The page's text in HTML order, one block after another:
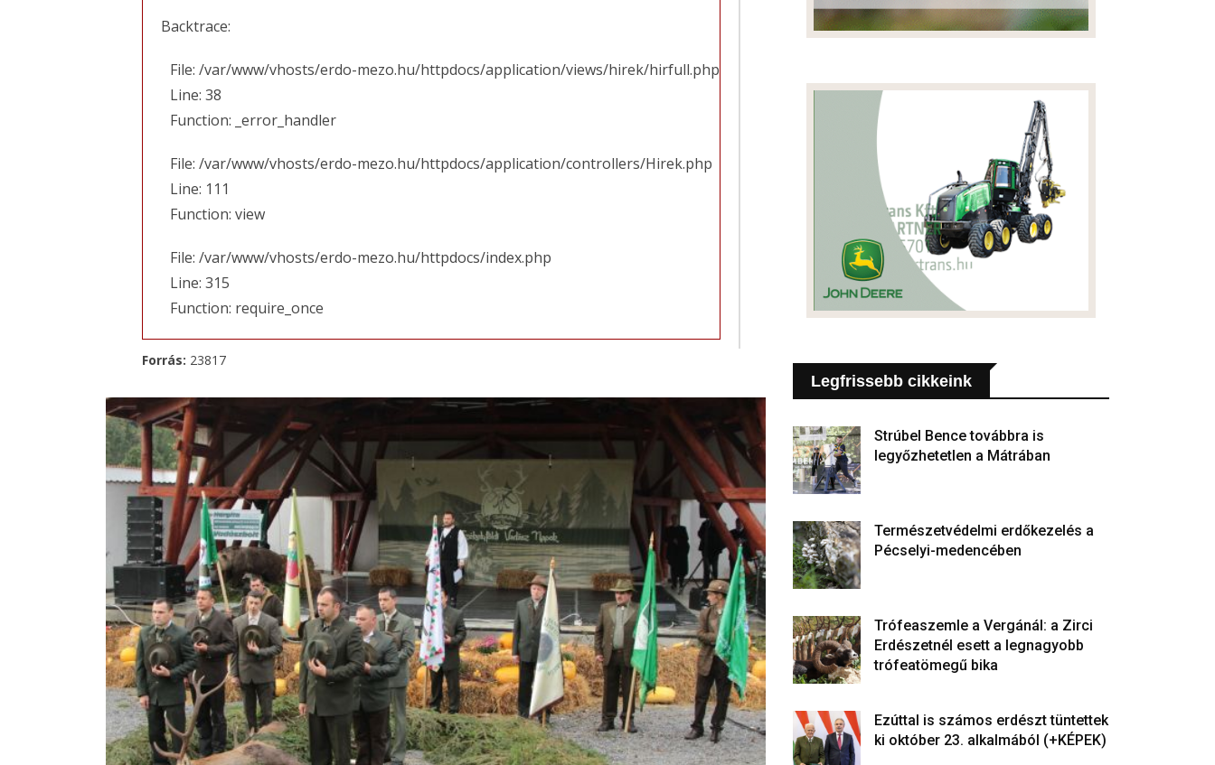
Backtrace:
File: /var/www/vhosts/erdo-mezo.hu/httpdocs/application/views/hirek/hirfull.php
Line: 38
Function: _error_handler
File: /var/www/vhosts/erdo-mezo.hu/httpdocs/application/controllers/Hirek.php
Line: 111
Function: view
File: /var/www/vhosts/erdo-mezo.hu/httpdocs/index.php
Line: 315
Function: require_once
Forrás: 23817
Legfrissebb cikkeink
Strúbel Bence továbbra is
legyőzhetetlen a Mátrában
Természetvédelmi erdőkezelés a
Pécselyi-medencében
Trófeaszemle a Vergánál: a Zirci
Erdészetnél esett a legnagyobb
trófeatömegű bika
Ezúttal is számos erdészt tüntettek
ki október 23. alkalmából (+KÉPEK)